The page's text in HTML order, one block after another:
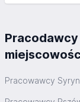
Pracowawcy